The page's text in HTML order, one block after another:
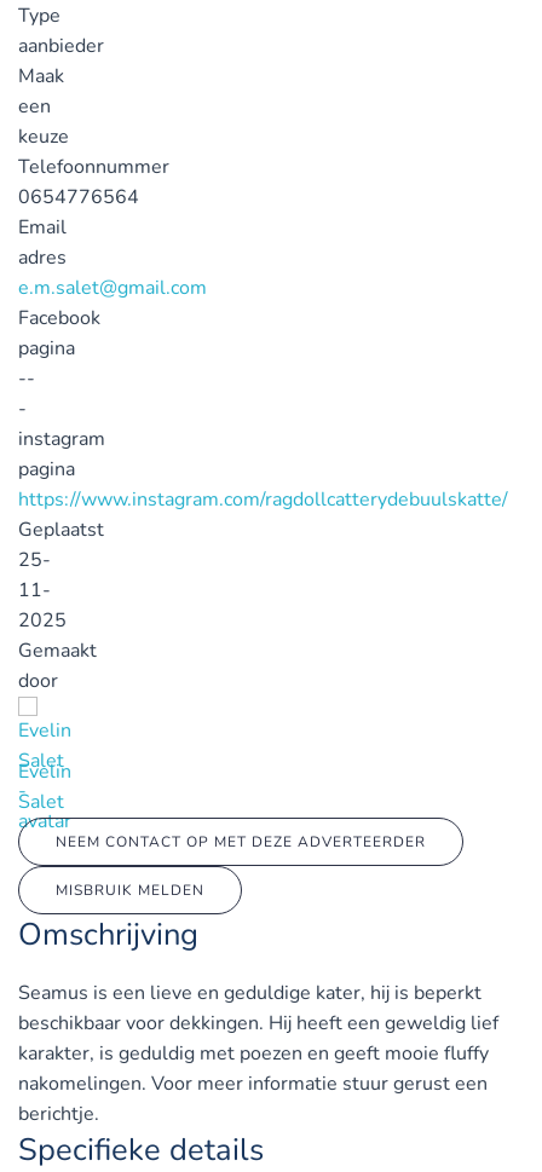
Type
aanbieder
Maak
een
keuze
Telefoonnummer
0654776564
Email
adres
e.m.salet@gmail.com
Facebook
pagina
--
-
instagram
pagina
https://www.instagram.com/ragdollcatterydebuulskatte/
Geplaatst
25-
11-
2025
Gemaakt
door
Evelin
Salet
NEEM CONTACT OP MET DEZE ADVERTEERDER
MISBRUIK MELDEN
Omschrijving
Seamus is een lieve en geduldige kater, hij is beperkt
beschikbaar voor dekkingen. Hij heeft een geweldig lief
karakter, is geduldig met poezen en geeft mooie fluffy
nakomelingen. Voor meer informatie stuur gerust een
berichtje.
Specifieke details